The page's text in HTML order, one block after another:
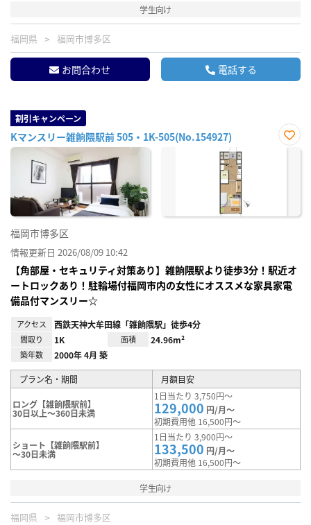
学生向け
福岡県 福岡市博多区
お問合わせ 電話する
割引キャンペーン
Kマンスリー雑餉隈駅前 505・1K-505(No.154927)
お気
福岡市博多区
情報更新日 2026/08/09 10:42
【角部屋・セキュリティ対策あり】雑餉隈駅より徒歩3分！駅近オ
ートロックあり！駐輪場付福岡市内の女性にオススメな家具家電
備品付マンスリー☆
アクセス 西鉄天神大牟田線「雑餉隈駅」徒歩4分
間取り 1K 面積 24.96m²
築年数 2000年 4月 築
プラン名・期間 月額目安
ロング【雑餉隈駅前】
30日以上～360日未満
1日当たり 3,750円～
129,000 円/月～
初期費用他 16,500円～
ショート【雑餉隈駅前】
～30日未満
1日当たり 3,900円～
133,500 円/月～
初期費用他 16,500円～
学生向け
福岡県 福岡市博多区